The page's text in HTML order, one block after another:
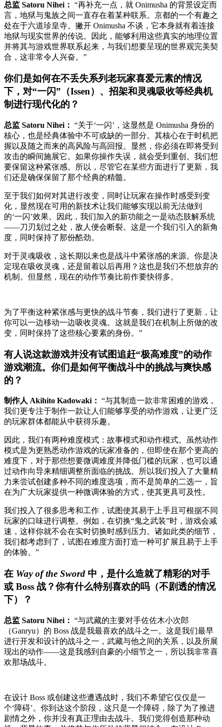
总监 Satoru Nihei： “再补充一点，就 Onimusha 的背景设定而
言，地狱与鬼族之间一直存在着某种联系。京都的一个有趣之
处在于六道珍皇寺。撇开 Onimusha 不谈，它本身就有着连接
地狱与现实世界的传说。因此，能够利用这些真实的地理位置
并将其与游戏世界联系起来，与我们想要呈现的世界观完美契
合，这非常令人兴奋。”
你们是如何在不丢失系列老玩家喜爱元素的情况
下，对“一闪”（Issen）、招架和灵魂吸收等经典机
制进行现代化的？
总监 Satoru Nihei： “关于‘一闪’，这显然是 Onimusha 身份的
核心，也是经典体验中不可或缺的一部分。其核心在于时机把
握以及随之而来的高风险与高回报。显然，你必须在即将受到
攻击的瞬间施展它。如果你操作失误，就会受到重创。我们想
要保留这种紧张感。所以，尽管它在某些方面进行了更新，我
们还是确保保留了那个经典的精髓。
至于我们如何对其进行改变，同时让玩家在操作时感受到变
化，显然现在可用的新技术让我们能够实现以前无法做到
的‘一闪’效果。因此，我们加入的新功能之一是动态肢解系统
——刀刃划过之处，敌人便会断裂。这是一个我们引入的新角
度，同时保持了那份酷劲。
对于灵魂吸收，这长期以来也是战斗中紧张感的来源。你是决
定现在吸收灵魂，还是留着以后再用？这也是我们不想放弃的
机制。但显然，现在的动作节奏比前作要快得多。
为了平衡这种紧张感与更快的战斗节奏，我们进行了更新，让
你可以一边移动一边吸收灵魂。这就是我们在机制上所做的改
变，同时保持了这些核心要素的身份。”
有人说这款游戏并没有试图追赶“极高难度”的动作
游戏潮流。你们是如何平衡战斗中的挑战与爽快感
的？
制作人 Akihito Kadowaki： “与其制造一款非常困难的游戏，
我们更专注于制作一款让人们能够享受的动作游戏，让更广泛
的玩家群体都能从中获得乐趣。
因此，我们有两种难度模式：故事模式和动作模式。虽然动作
模式是为更熟悉动作游戏的玩家准备的，但即使在那个更高的
难度下，对于那些想要微调难度并降低门槛的玩家，也可以通
过动作向导来精细调整所面临的挑战。所以我们投入了大量精
力来尝试创建多种不同的难度选项，而不是简单的二选一，旨
在为广大玩家提供一种微调体验的方式，使其更具可及性。
我们投入了很多思考和工作，试图使其易于上手且可根据不同
玩家的口味进行调整。例如，在切换“鬼之武装”时，游戏会减
速，这样你就不会在实时切换时感到压力。诸如此类的细节，
我们都考虑到了，试图在难度方面打造一种可扩展且易于上手
的体验。”
在 Way of the Sword 中，是什么造就了精彩的对手
或 Boss 战？你有什么特别喜欢的吗（不剧透的情况
下）？
总监 Satoru Nihei： “与武藏的主要对手佐佐木小次郎
（Ganryu）的 Boss 战是我最喜欢的战斗之一。这是我们最早
进行开发和设计的战斗之一，武藏与他之间的关系，以及所展
现出的动作——这是我感到自豪的小细节之一，所以我非常喜
欢那场战斗。
在设计 Boss 或创建这些遭遇战时，我们不希望它仅仅是一
个‘障碍’。你到达这个阶段，这只是一个障碍，除了为了推进
剧情之外，你并没有真正理由去战斗。我们觉得创造那种动